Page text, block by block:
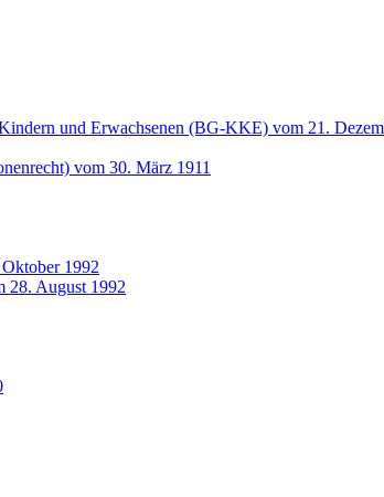
und Erwachsenen (BG-KKE) vom 21.
vom 30. März 1911
1992
28. August 1992